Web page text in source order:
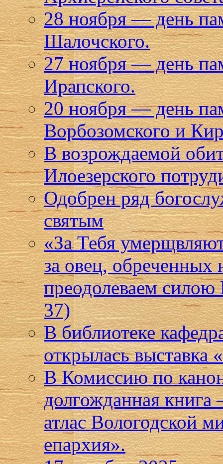
28 ноября — день
Шалочского.
27 ноября — день
Ирапского.
20 ноября — день
Ворбозомского и
В возрождаемой
Илоезерского
Одобрен ряд
святым
«За Тебя
за овец, обреченных
преодолеваем
37)
В библиотеке
открылась
В Комиссию по
долгожданная
атлас Вологодской
епархия».